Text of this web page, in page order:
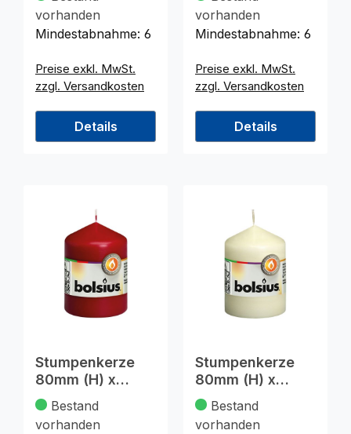
vorhanden
Mindestabnahme: 6
Preise exkl. MwSt.
zzgl. Versandkosten
Details
pagnerfarben
vorhanden
Mindestabnahme: 6
Preise exkl. MwSt.
zzgl. Versandkosten
Details
Stumpenkerze
80mm (H) x
58mm (DM),
bordeauxe
Bestand
vorhanden
Stumpenkerze
80mm (H) x
58mm (DM),
champagne
Bestand
vorhanden